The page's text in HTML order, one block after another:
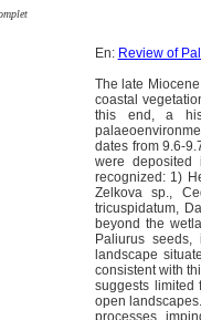
En: Review of
The late
coastal
this end, a
dates from 9.6-
were deposited
recognized: 1)
Zelkova sp.,
tricuspidatum,
beyond the
Paliurus
landscape
consistent with
suggests limited
open
processes